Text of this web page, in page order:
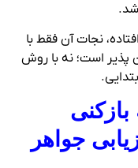
نجات آن فقط با
پذیر است؛ نه با روش‌
جواهر